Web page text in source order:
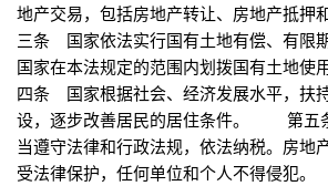
地产交易，包括房地产转让、房地产
三条 国家依法实行国有土地有偿、有限
国家在本法规定的范围内划拨国有土
四条 国家根据社会、经济发展水平，扶
设，逐步改善居民的居住条件。 第五
当遵守法律和行政法规，依法纳税。房地
受法律保护，任何单位和个人不得侵